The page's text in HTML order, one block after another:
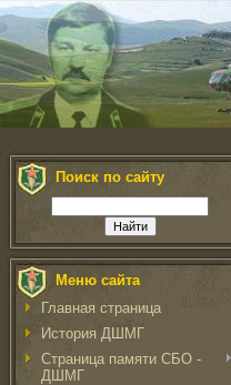
Поиск по сайту
Меню сайта
Главная страница
История ДШМГ
Страница памяти СБО -
ДШМГ